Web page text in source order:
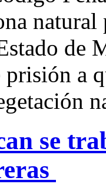
de
prisión a
se